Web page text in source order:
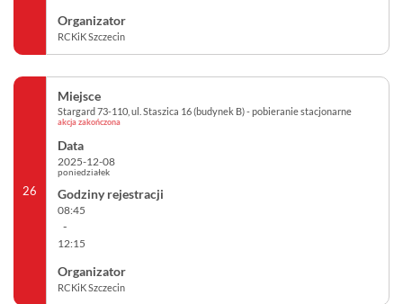
RCKiK Szczecin
26
Stargard 73-110, ul. Staszica 16 (budynek B) - pobieranie stacjonarne
akcja zakończona
2025-12-08
poniedziałek
08:45
-
12:15
RCKiK Szczecin